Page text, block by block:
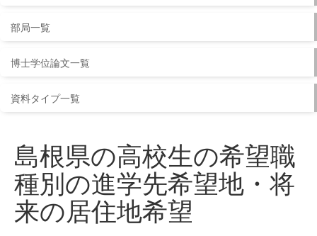
部局一覧
博士学位論文一覧
資料タイプ一覧
島根県の高校生の希望職
種別の進学先希望地・将
来の居住地希望